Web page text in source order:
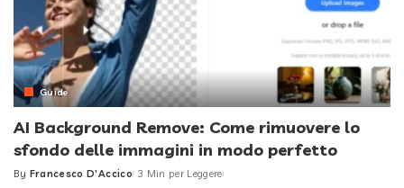
Guide
AI Background Remove: Come rimuovere lo
sfondo delle immagini in modo perfetto
Posted
By Francesco D'Accico 3 Min per Leggere